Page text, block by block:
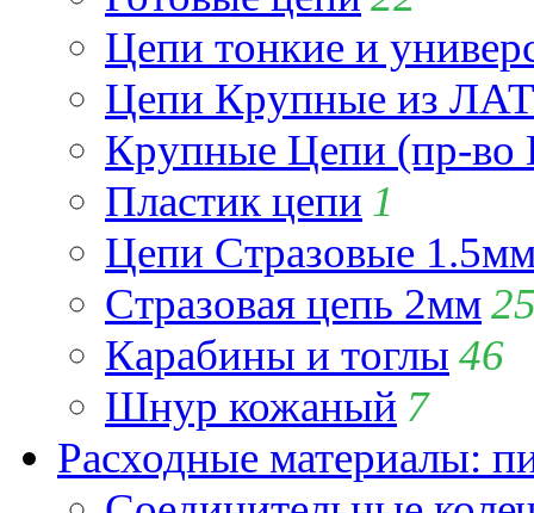
Цепи тонкие и
Цепи Крупные из
Крупные Цепи (пр-во
Пластик цепи 1
Цепи Стразовые
Стразовая цепь 2мм
Карабины и тоглы 46
Шнур кожаный 7
Расходные материалы: